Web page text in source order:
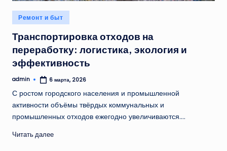
Опубликовано
в
Ремонт и быт
Транспортировка отходов на
переработку: логистика, экология и
эффективность
Запись
admin 6 марта, 2026
С ростом городского населения и промышленной
активности объёмы твёрдых коммунальных и
промышленных отходов ежегодно увеличиваются.…
Читать далее